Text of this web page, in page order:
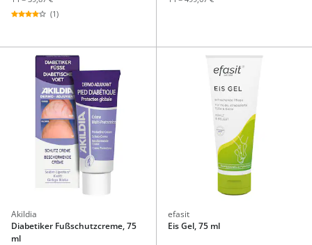
(1)
Akildia
Diabetiker Fußschutzcreme, 75
ml
efasit
Eis Gel, 75 ml